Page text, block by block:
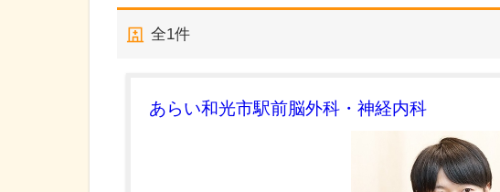
全1件
あらい和光市駅前脳外科・神経内科